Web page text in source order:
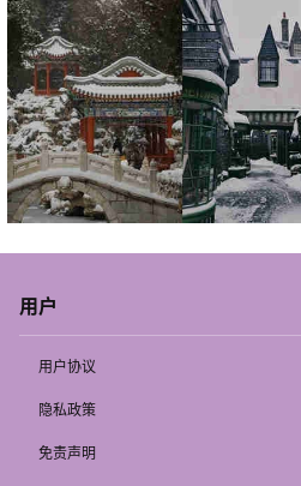
用户
用户协议
隐私政策
免责声明